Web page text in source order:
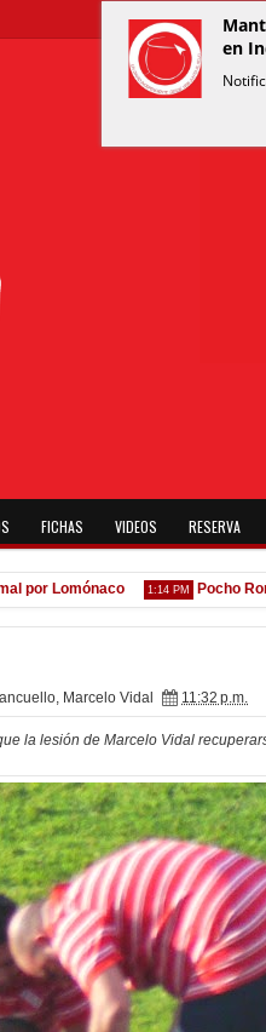
FICHAS VIDEOS RESERVA
Lomónaco 1:14 PM Pocho Román,
, Marcelo Vidal 11:32 p.m.
la lesión de Marcelo Vidal
en